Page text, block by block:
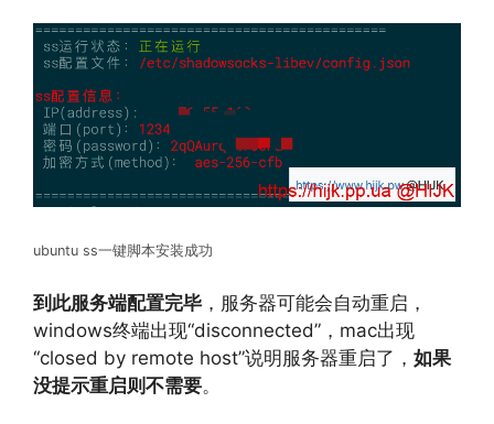
ubuntu ss一键脚本安装成功
到此服务端配置完毕 ，服务器可能会自动重启，
windows终端出现“disconnected”，mac出现
“closed by remote host”说明服务器重启了， 如果
没提示重启则不需要。